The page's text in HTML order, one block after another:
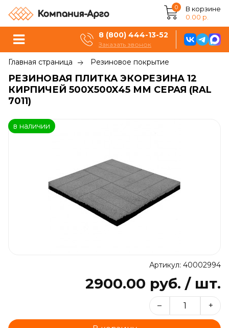
0
В корзине
0.00 р.
8 (800) 444-13-52
Заказать звонок
Главная страница Резиновое покрытие
РЕЗИНОВАЯ ПЛИТКА ЭКОРЕЗИНА 12
КИРПИЧЕЙ 500X500X45 ММ СЕРАЯ (RAL
7011)
в наличии
Артикул: 40002994
2900.00 руб. / шт.
– +